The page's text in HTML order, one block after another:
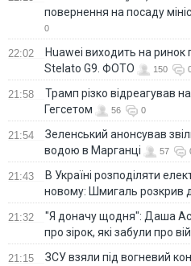
повернення на посаду
0
22:02
Huawei виходить на
Stelato G9. ФОТО
150
21:58
Трамп різко відреагував
Гегсетом
56 0
21:54
Зеленський анонсував
водою в Марганці
57
21:43
В Україні розподіляти
новому: Шмигаль розкрив
21:32
"Я доначу щодня": Даша
про зірок, які забули про
21:15
ЗСУ взяли під вогневий